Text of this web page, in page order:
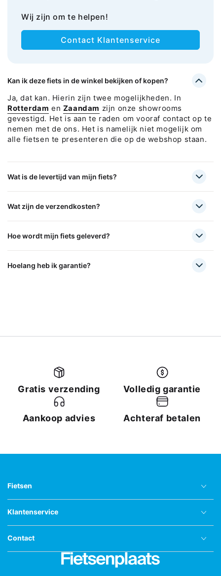
Wij zijn om te helpen!
Contact Klantenservice
Kan ik deze fiets in de winkel bekijken of kopen?
Ja, dat kan. Hierin zijn twee mogelijkheden. In
Rotterdam en Zaandam zijn onze showrooms
gevestigd. Het is aan te raden om vooraf contact op te
nemen met de ons. Het is namelijk niet mogelijk om
alle fietsen te presenteren die op de webshop staan.
Wat is de levertijd van mijn fiets?
Wat zijn de verzendkosten?
Hoe wordt mijn fiets geleverd?
Hoelang heb ik garantie?
Gratis verzending Volledig garantie
Aankoop advies Achteraf betalen
Fietsen
Klantenservice
Contact